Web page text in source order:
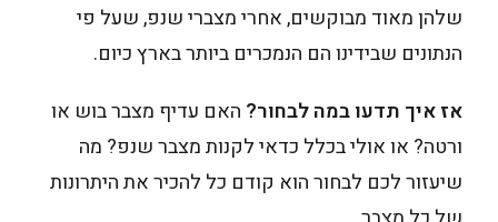
שלהן מאוד מבוקשים, אחרי מצברי שנפ, שעל פי
הנתונים שבידינו הם הנמכרים ביותר בארץ כיום.
אז איך תדעו במה לבחור? האם עדיף מצבר בוש או
ורטה? או אולי בכלל כדאי לקנות מצבר שנפ? מה
שיעזור לכם לבחור הוא קודם כל להכיר את היתרונות